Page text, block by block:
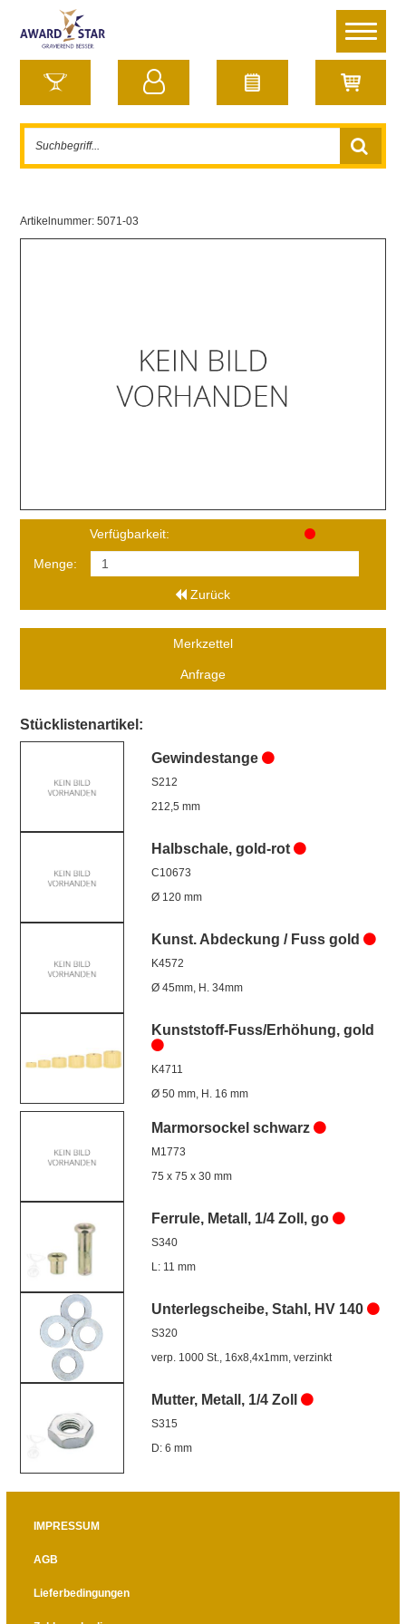
Artikelnummer: 5071-03
Verfügbarkeit:
Menge:
Zurück
Merkzettel
Anfrage
Stücklistenartikel:
Gewindestange
S212
212,5 mm
Halbschale, gold-rot
C10673
Ø 120 mm
Kunst. Abdeckung / Fuss gold
K4572
Ø 45mm, H. 34mm
Kunststoff-Fuss/Erhöhung, gold
K4711
Ø 50 mm, H. 16 mm
Marmorsockel schwarz
M1773
75 x 75 x 30 mm
Ferrule, Metall, 1/4 Zoll, go
S340
L: 11 mm
Unterlegscheibe, Stahl, HV 140
S320
verp. 1000 St., 16x8,4x1mm, verzinkt
Mutter, Metall, 1/4 Zoll
S315
D: 6 mm
IMPRESSUM
AGB
Lieferbedingungen